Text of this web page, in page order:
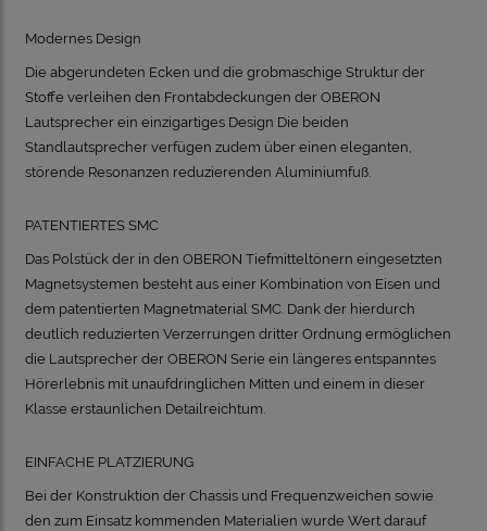
Modernes Design
Die abgerundeten Ecken und die grobmaschige Struktur der
Stoffe verleihen den Frontabdeckungen der OBERON
Lautsprecher ein einzigartiges Design Die beiden
Standlautsprecher verfügen zudem über einen eleganten,
störende Resonanzen reduzierenden Aluminiumfuß.
PATENTIERTES SMC
Das Polstück der in den OBERON Tiefmitteltönern eingesetzten
Magnetsystemen besteht aus einer Kombination von Eisen und
dem patentierten Magnetmaterial SMC. Dank der hierdurch
deutlich reduzierten Verzerrungen dritter Ordnung ermöglichen
die Lautsprecher der OBERON Serie ein längeres entspanntes
Hörerlebnis mit unaufdringlichen Mitten und einem in dieser
Klasse erstaunlichen Detailreichtum.
EINFACHE PLATZIERUNG
Bei der Konstruktion der Chassis und Frequenzweichen sowie
den zum Einsatz kommenden Materialien wurde Wert darauf